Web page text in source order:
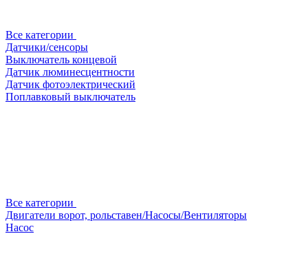
Все категории
Датчики/сенсоры
Выключатель концевой
Датчик люминесцентности
Датчик фотоэлектрический
Поплавковый выключатель
Все категории
Двигатели ворот, рольставен/Насосы/Вентиляторы
Насос